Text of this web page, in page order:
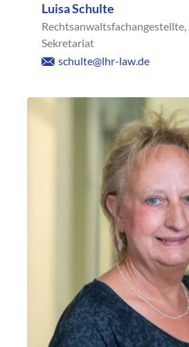
Luisa Schulte
Rechtsanwaltsfachangestellte,
Sekretariat
schulte@lhr-law.de